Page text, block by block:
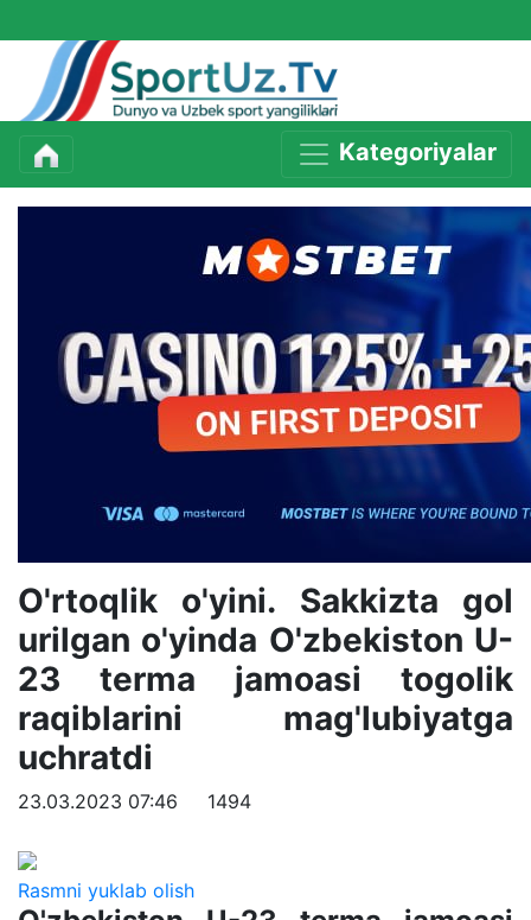
Kategoriyalar
O'rtoqlik o'yini. Sakkizta gol
urilgan o'yinda O'zbekiston U-
23 terma jamoasi togolik
raqiblarini mag'lubiyatga
uchratdi
23.03.2023 07:46 1494
Rasmni yuklab olish